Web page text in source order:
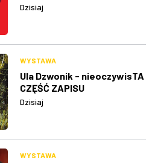
Dzisiaj
WYSTAWA
Ula Dzwonik - nieoczywisTA
CZĘŚĆ ZAPISU
Dzisiaj
WYSTAWA